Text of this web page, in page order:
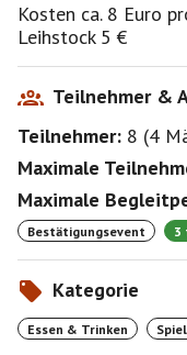
Kosten ca. 8 Euro
Leihstock 5 €
Teilnehmer &
Teilnehmer: 8 (4
Maximale
Maximale
Bestätigungsevent 3
Kategorie
Essen & Trinken